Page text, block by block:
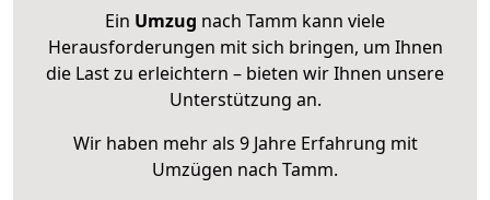
Ein Umzug nach Tamm kann viele
Herausforderungen mit sich bringen, um Ihnen
die Last zu erleichtern – bieten wir Ihnen unsere
Unterstützung an.
Wir haben mehr als 9 Jahre Erfahrung mit
Umzügen nach Tamm.